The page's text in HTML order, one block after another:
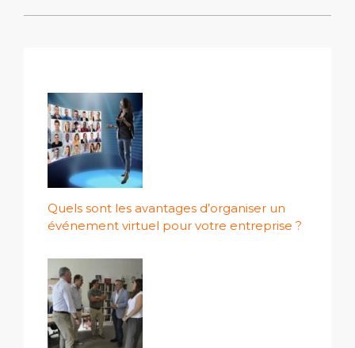
Quels sont les avantages d’organiser un
événement virtuel pour votre entreprise ?